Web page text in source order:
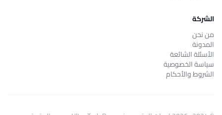
الشركة
من نحن
المدونة
الأسئلة الشائعة
سياسة الخصوصية
الشروط والأحكام